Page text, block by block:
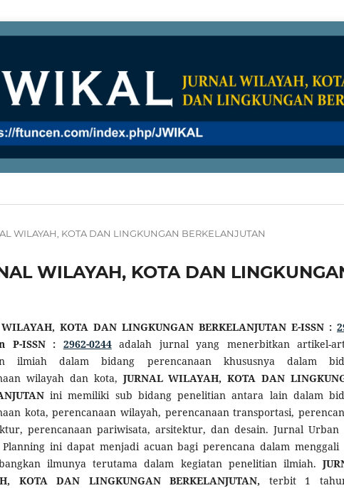
WILAYAH, KOTA DAN LINGKUNGAN BERKELANJUTAN
WILAYAH, KOTA DAN
KOTA DAN LINGKUNGAN BERKELANJUTAN E-ISSN :
P-ISSN : 2962-0244adalah jurnal yang menerbitkan artikel-
ilmiah dalam bidang perencanaan khususnya dalam
wilayah dan kota, JURNAL WILAYAH, KOTA DAN
ini memiliki sub bidang penelitian antara lain dalam
kota, perencanaan wilayah, perencanaan transportasi,
perencanaan pariwisata, arsitektur, dan desain. Jurnal Urban
Planning ini dapat menjadi acuan bagi perencana dalam menggali
ilmunya terutama dalam kegiatan penelitian ilmiah.
KOTA DAN LINGKUNGAN BERKELANJUTAN, terbit 1